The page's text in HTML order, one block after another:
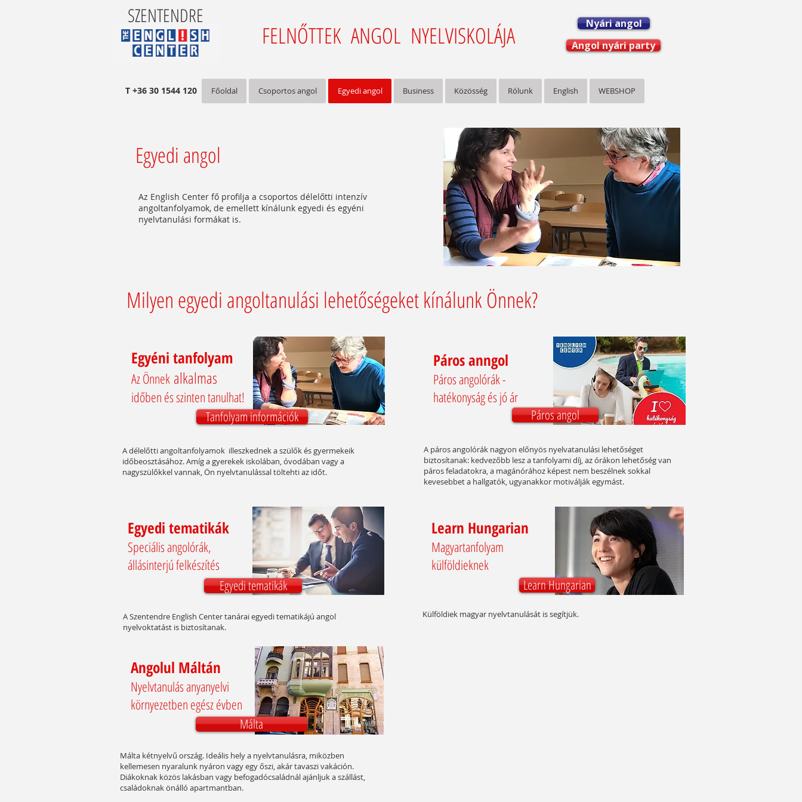
SZENTENDRE
FELNŐTTEK ANGOL NYELVISKOLÁJA
Nyári angol
Angol nyári party
T +36 30 1544 120 Főoldal Csoportos angol Egyedi angol Business Közösség Rólunk English WEBSHOP
Egyedi angol
Az English Center fő profilja a csoportos délelőtti intenzív
angoltanfolyamok, de emellett kínálunk egyedi és egyéni
nyelvtanulási formákat is.
Milyen egyedi angoltanulási lehetőségeket kínálunk Önnek?
Egyéni tanfolyam
Az Önnek alkalmas
időben és szinten tanulhat!
Tanfolyam információk
A délelőtti angoltanfolyamok illeszkednek a szülők és gyermekeik
időbeosztásához. Amíg a gyerekek iskolában, óvodában vagy a
nagyszülőkkel vannak, Ön nyelvtanulással töltehti az időt.
Egyedi tematikák
Speciális angolórák,
állásinterjú felkészítés
Egyedi tematikák
A Szentendre English Center tanárai egyedi tematikájú angol
nyelvoktatást is biztosítanak.
Páros anngol
Páros angolórák -
hatékonyság és jó ár
Páros angol
A páros angolórák nagyon előnyös nyelvatanulási lehetőséget
biztosítanak: kedvezőbb lesz a tanfolyami díj, az órákon lehetőség van
páros feladatokra, a magánórához képest nem beszélnek sokkal
kevesebbet a hallgatók, ugyanakkor motiválják egymást.
Learn Hungarian
Magyartanfolyam
külföldieknek
Learn Hungarian
Külföldiek magyar nyelvtanulását is segítjük.
Angolul Máltán
Nyelvtanulás anyanyelvi
környezetben egész évben
Málta
Málta kétnyelvű ország. Ideális hely a nyelvtanulásra, miközben
kellemesen nyaralunk nyáron vagy egy őszi, akár tavaszi vakáción.
Diákoknak közös lakásban vagy befogadócsaládnál ajánljuk a szállást,
családoknak önálló apartmantban.